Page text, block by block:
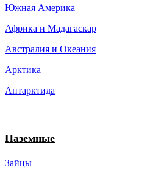
Южная Америка
Африка и Мадагаскар
Австралия и Океания
Арктика
Антарктида
Наземные
Зайцы